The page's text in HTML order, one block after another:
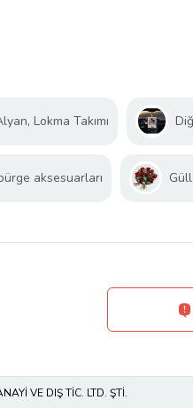
Lokma Takımı
aksesuarları
VE DIŞ TİC. LTD. ŞTİ.